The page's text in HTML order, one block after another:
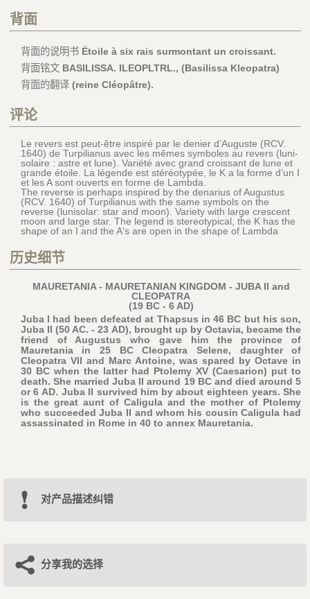
背面
背面的说明书 Étoile à six rais surmontant un croissant.
背面铭文 BASILISSA. ILEOPLTRL., (Basilissa Kleopatra)
背面的翻译 (reine Cléopâtre).
评论
Le revers est peut-être inspiré par le denier d’Auguste (RCV.
1640) de Turpilianus avec les mêmes symboles au revers (luni-
solaire : astre et lune). Variété avec grand croissant de lune et
grande étoile. La légende est stéréotypée, le K a la forme d’un I
et les A sont ouverts en forme de Lambda.
The reverse is perhaps inspired by the denarius of Augustus
(RCV. 1640) of Turpilianus with the same symbols on the
reverse (lunisolar: star and moon). Variety with large crescent
moon and large star. The legend is stereotypical, the K has the
shape of an I and the A's are open in the shape of Lambda
历史细节
MAURETANIA - MAURETANIAN KINGDOM - JUBA II and
CLEOPATRA
(19 BC - 6 AD)
Juba I had been defeated at Thapsus in 46 BC but his son,
Juba II (50 AC. - 23 AD), brought up by Octavia, became the
friend of Augustus who gave him the province of
Mauretania in 25 BC Cleopatra Selene, daughter of
Cleopatra VII and Marc Antoine, was spared by Octave in
30 BC when the latter had Ptolemy XV (Caesarion) put to
death. She married Juba II around 19 BC and died around 5
or 6 AD. Juba II survived him by about eighteen years. She
is the great aunt of Caligula and the mother of Ptolemy
who succeeded Juba II and whom his cousin Caligula had
assassinated in Rome in 40 to annex Mauretania.
对产品描述纠错
分享我的选择